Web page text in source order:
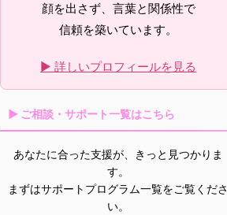
顔を出さず、言葉と関係性で
信頼を築いています。
▶ 詳しいプロフィールを見る
▶ ご相談・サポート一覧はこちら
あなたに合った支援が、きっと見つかりま
す。
まずはサポートプログラム一覧をご覧くださ
い。